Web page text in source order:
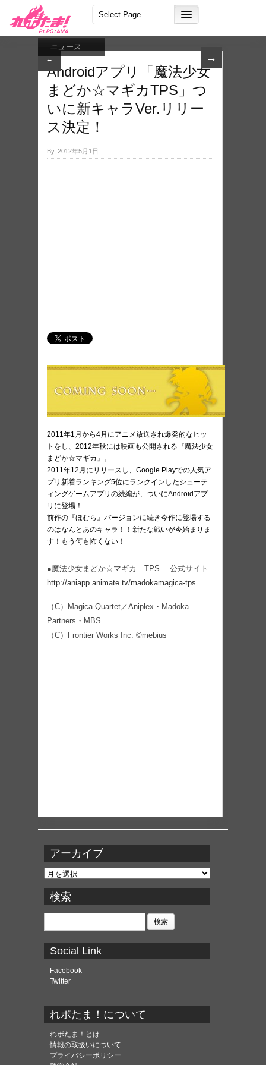
← →
ニュース
Androidアプリ「魔法少女
まどか☆マギカTPS」つ
いに新キャラVer.リリー
ス決定！
By, 2012年5月1日
2011年1月から4月にアニメ放送され爆発的なヒッ
トをし、2012年秋には映画も公開される『魔法少女
まどか☆マギカ』。
2011年12月にリリースし、Google Playでの人気ア
プリ新着ランキング5位にランクインしたシューテ
ィングゲームアプリの続編が、ついにAndroidアプ
リに登場！
前作の『ほむら』バージョンに続き今作に登場する
のはなんとあのキャラ！！新たな戦いが今始まりま
す！もう何も怖くない！
●魔法少女まどか☆マギカ TPS 公式サイト
http://aniapp.animate.tv/madokamagica-tps
（C）Magica Quartet／Aniplex・Madoka
Partners・MBS
（C）Frontier Works Inc. ©mebius
アーカイブ
ア
カ
イ
ブ
検索
検
Social Link
Facebook
Twitter
れポたま！について
れポたま！とは
情報の取扱いについて
プライバシーポリシー